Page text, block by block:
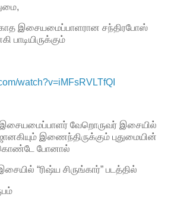
இசையமைப்பாளரான சந்திரபோஸ்
watch?v=iMFsRVLTfQI
வேறொருவர் இசையில்
இணைந்திருக்கும் புதுமையின்
கொண்டே போனால்
“ரிஷ்ய சிருங்கார்” படத்தில்